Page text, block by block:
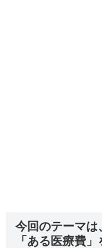
今回のテーマは
「ある医療費